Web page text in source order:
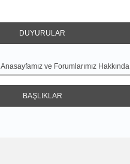
DUYURULAR
Anasayfamız ve Forumlarımız Hakkında
BAŞLIKLAR